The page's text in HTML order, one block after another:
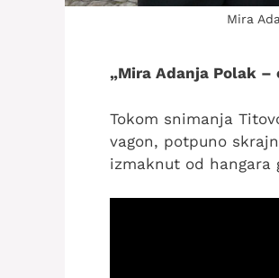
Mira
„Mira Adanja Polak –
Tokom snimanja
vagon, potpuno
izmaknut od hangara